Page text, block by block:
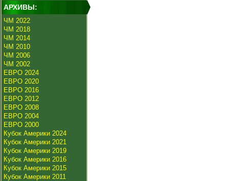
АРХИВЫ:
ЧМ 2022
ЧМ 2018
ЧМ 2014
ЧМ 2010
ЧМ 2006
ЧМ 2002
ЕВРО 2024
ЕВРО 2020
ЕВРО 2016
ЕВРО 2012
ЕВРО 2008
ЕВРО 2004
ЕВРО 2000
Кубок Америки 2024
Кубок Америки 2021
Кубок Америки 2019
Кубок Америки 2016
Кубок Америки 2015
Кубок Америки 2011